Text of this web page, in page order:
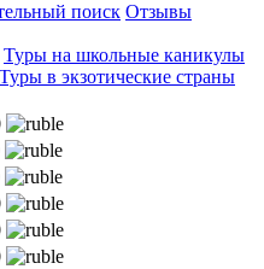
поиск Отзывы
Туры на школьные каникулы
Туры в экзотические страны